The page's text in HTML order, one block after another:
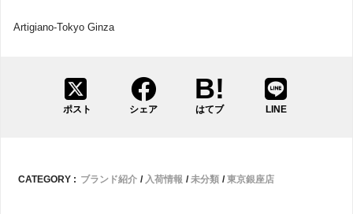
Artigiano-Tokyo Ginza
ポスト シェア はてブ LINE
CATEGORY : ブランド紹介 入荷情報 未分類 東京銀座店